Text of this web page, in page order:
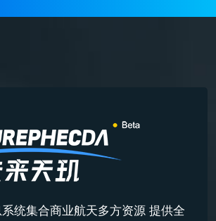
统集合商业航天多方资源 提供全